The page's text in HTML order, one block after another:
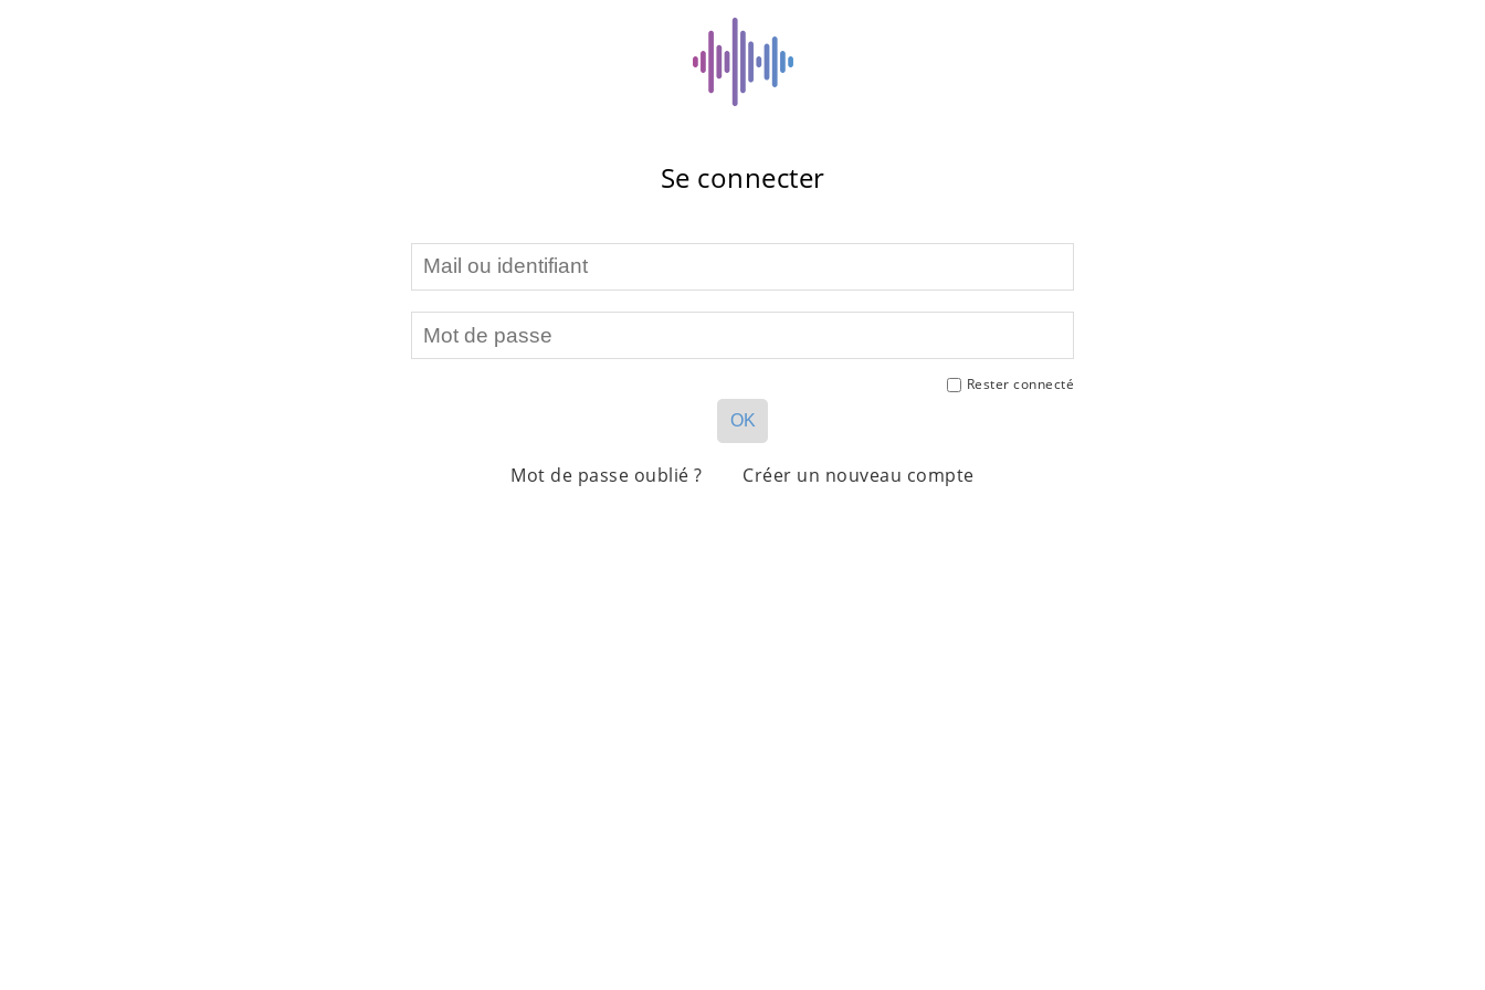
Se connecter
Rester connecté
OK
Mot de passe oublié ? Créer un nouveau compte